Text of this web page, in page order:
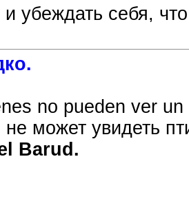
и убеждать себя,
no pueden ver
не может увидеть
Barud.